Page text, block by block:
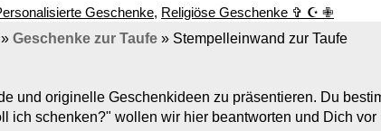
Geschenke, Religiöse Geschenke ✞ ☪ ✙
» Geschenke zur Taufe » Stempelleinwand zur Taufe
und originelle Geschenkideen zu präsentieren. Du
ich schenken?" wollen wir hier beantworten und Dich